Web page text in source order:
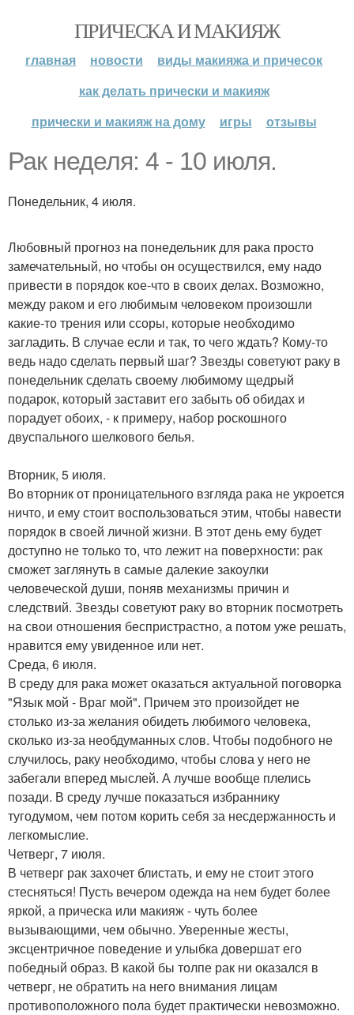
ПРИЧЕСКА И МАКИЯЖ
главная новости
виды макияжа и причесок
как делать прически и макияж
прически и макияж на дому
игры отзывы
Рак неделя: 4 - 10 июля.
Понедельник, 4 июля.
Любовный прогноз на понедельник для рака просто
замечательный, но чтобы он осуществился, ему надо
привести в порядок кое-что в своих делах. Возможно,
между раком и его любимым человеком произошли
какие-то трения или ссоры, которые необходимо
загладить. В случае если и так, то чего ждать? Кому-то
ведь надо сделать первый шаг? Звезды советуют раку в
понедельник сделать своему любимому щедрый
подарок, который заставит его забыть об обидах и
порадует обоих, - к примеру, набор роскошного
двуспального шелкового белья.
Вторник, 5 июля.
Во вторник от проницательного взгляда рака не укроется
ничто, и ему стоит воспользоваться этим, чтобы навести
порядок в своей личной жизни. В этот день ему будет
доступно не только то, что лежит на поверхности: рак
сможет заглянуть в самые далекие закоулки
человеческой души, поняв механизмы причин и
следствий. Звезды советуют раку во вторник посмотреть
на свои отношения беспристрастно, а потом уже решать,
нравится ему увиденное или нет.
Среда, 6 июля.
В среду для рака может оказаться актуальной поговорка
"Язык мой - Враг мой". Причем это произойдет не
столько из-за желания обидеть любимого человека,
сколько из-за необдуманных слов. Чтобы подобного не
случилось, раку необходимо, чтобы слова у него не
забегали вперед мыслей. А лучше вообще плелись
позади. В среду лучше показаться избраннику
тугодумом, чем потом корить себя за несдержанность и
легкомыслие.
Четверг, 7 июля.
В четверг рак захочет блистать, и ему не стоит этого
стесняться! Пусть вечером одежда на нем будет более
яркой, а прическа или макияж - чуть более
вызывающими, чем обычно. Уверенные жесты,
эксцентричное поведение и улыбка довершат его
победный образ. В какой бы толпе рак ни оказался в
четверг, не обратить на него внимания лицам
противоположного пола будет практически невозможно.